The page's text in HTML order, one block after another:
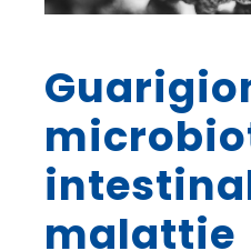
malattie